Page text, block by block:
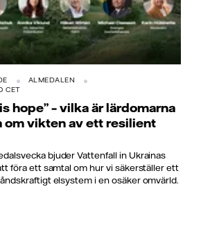
ALMEDALEN
CET
hope” – vilka är lärdomarna
om vikten av ett resilient
bjuder Vattenfall in Ukrainas
föra ett samtal om hur vi säkerställer ett
elsystem i en osäker omvärld.